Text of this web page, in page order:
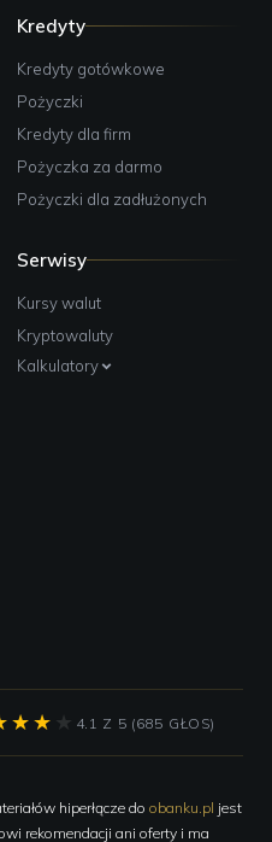
Kredyty
Kredyty gotówkowe
Pożyczki
Kredyty dla firm
Pożyczka za darmo
Pożyczki dla zadłużonych
Serwisy
Kursy walut
Kryptowaluty
Kalkulatory
4.1 Z 5 (685 GŁOS)
hiperłącze do obanku.pl jest
rekomendacji ani oferty i ma